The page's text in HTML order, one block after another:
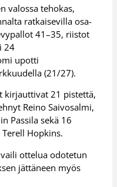
valossa tehokas,
ratkaisevilla osa-
41–35, riistot
24
upotti
(21/27).
kirjauttivat 21 pistettä,
Reino Saivosalmi,
Passila sekä 16
Hopkins.
ottelua odotetun
jättäneen myös